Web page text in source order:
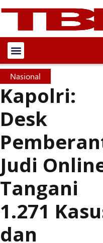
Nasional
Kapolri:
Desk
Judi
Tangani
1.271
dan